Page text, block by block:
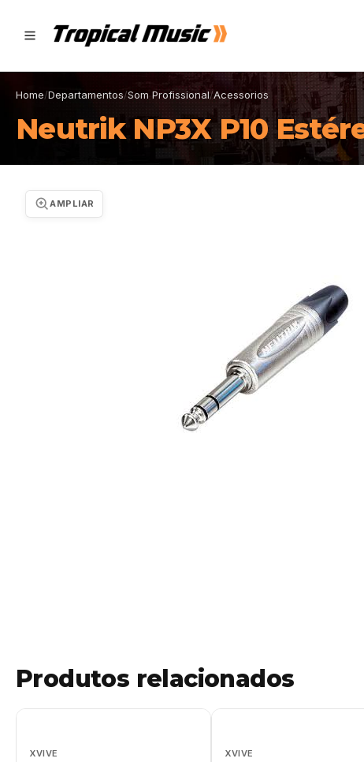
Home/Departamentos/Som Profissional/Acessorios
Neutrik NP3X P10
AMPLIAR
Produtos relacionados
XVIVE XVIVE